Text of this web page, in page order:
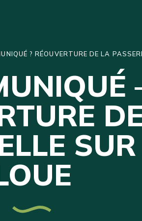
? RÉOUVERTURE DE LA